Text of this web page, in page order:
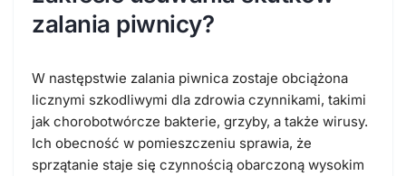
zalania piwnicy?
W następstwie zalania piwnica zostaje obciążona
licznymi szkodliwymi dla zdrowia czynnikami, takimi
jak chorobotwórcze bakterie, grzyby, a także wirusy.
Ich obecność w pomieszczeniu sprawia, że
sprzątanie staje się czynnością obarczoną wysokim